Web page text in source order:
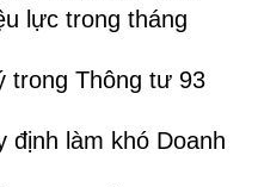
lực trong tháng
trong Thông tư 93
định làm khó Doanh